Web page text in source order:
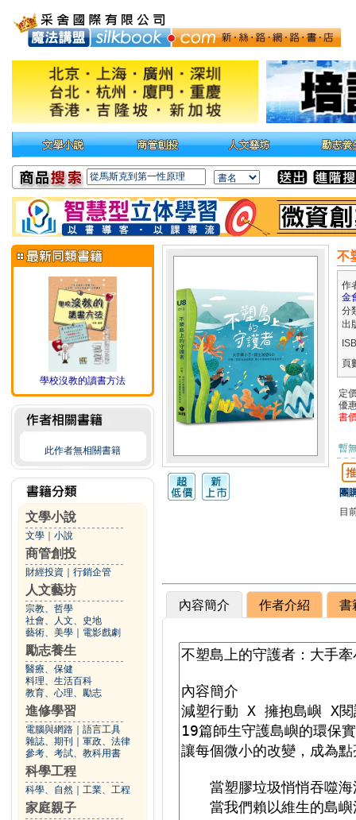
學校沒教的讀書方法
此作者無相關書籍
文學小說
文學 小說
商管創投
財經投資 行銷企管
人文藝坊
宗教、哲學
社會、人文、史地
藝術、美學
電影戲劇
勵志養生
醫療、保健
料理、生活百科
教育、心理、勵志
進修學習
電腦與網路
語言工具
雜誌、期刊
軍政、法律
參考、考試、教科用書
科學工程
科學、自然 工業、工程
家庭親子
不
作
金
分
出
頁
定
優
書
暫
團
目
內容簡介 作者介紹 書